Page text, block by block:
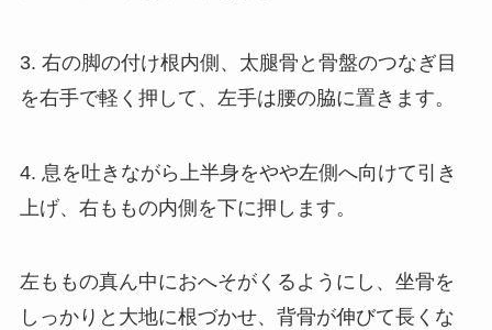
3. 右の脚の付け根内側、太腿骨と骨盤のつなぎ目
を右手で軽く押して、左手は腰の脇に置きます。
4. 息を吐きながら上半身をやや左側へ向けて引き
上げ、右ももの内側を下に押します。
左ももの真ん中におへそがくるようにし、坐骨を
しっかりと大地に根づかせ、背骨が伸びて長くな